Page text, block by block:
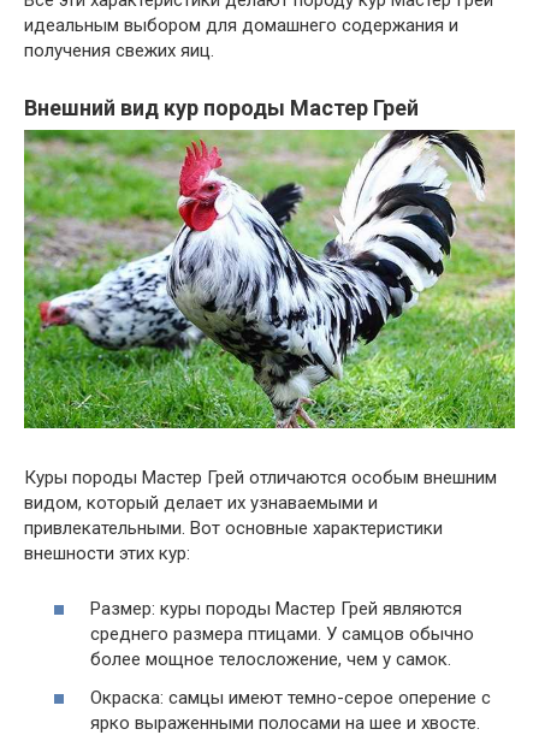
идеальным выбором для домашнего содержания и
получения свежих яиц.
Внешний вид кур породы Мастер Грей
Куры породы Мастер Грей отличаются особым внешним
видом, который делает их узнаваемыми и
привлекательными. Вот основные характеристики
внешности этих кур:
Размер: куры породы Мастер Грей являются
среднего размера птицами. У самцов обычно
более мощное телосложение, чем у самок.
Окраска: самцы имеют темно-серое оперение с
ярко выраженными полосами на шее и хвосте.